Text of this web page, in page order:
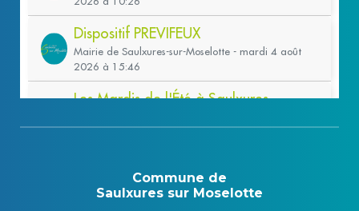
Commune de
Saulxures sur Moselotte